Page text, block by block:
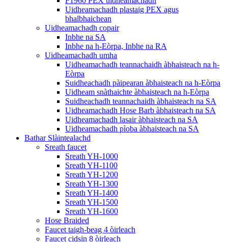
Uidheamachadh plastaig PEX agus
bhalbhaichean
Uidheamachadh copair
Inbhe na SA
Inbhe na h-Eòrpa, Inbhe na RA
Uidheamachadh umha
Uidheamachadh teannachaidh àbhaisteach na h-
Eòrpa
Suidheachadh pàipearan àbhaisteach na h-Eòrpa
Uidheam snàthaichte àbhaisteach na h-Eòrpa
Suidheachadh teannachaidh àbhaisteach na SA
Uidheamachadh Hose Barb àbhaisteach na SA
Uidheamachadh lasair àbhaisteach na SA
Uidheamachadh pìoba àbhaisteach na SA
Bathar Slàintealachd
Sreath faucet
Sreath YH-1000
Sreath YH-1100
Sreath YH-1200
Sreath YH-1300
Sreath YH-1400
Sreath YH-1500
Sreath YH-1600
Hose Braided
Faucet taigh-beag 4 òirleach
Faucet cidsin 8 òirleach